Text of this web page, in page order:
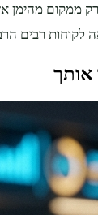
ממקום
לקוחות רבים
אותך